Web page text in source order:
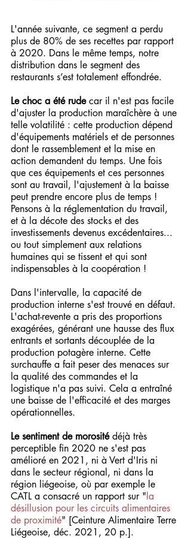
L'année suivante, ce segment a perdu
plus de 80% de ses recettes par rapport
à 2020. Dans le même temps, notre
distribution dans le segment des
restaurants s’est totalement effondrée.
Le choc a été rude car il n'est pas facile
d'ajuster la production maraîchère à une
telle volatilité : cette production dépend
d'équipements matériels et de personnes
dont le rassemblement et la mise en
action demandent du temps. Une fois
que ces équipements et ces personnes
sont au travail, l'ajustement à la baisse
peut prendre encore plus de temps !
Pensons à la réglementation du travail,
et à la décote des stocks et des
investissements devenus excédentaires...
ou tout simplement aux relations
humaines qui se tissent et qui sont
indispensables à la coopération !
Dans l'intervalle, la capacité de
production interne s'est trouvé en défaut.
L'achat-revente a pris des proportions
exagérées, générant une hausse des flux
entrants et sortants découplée de la
production potagère interne. Cette
surchauffe a fait peser des menaces sur
la qualité des commandes et la
logistique n'a pas suivi. Cela a entraîné
une baisse de l'efficacité et des marges
opérationnelles.
Le sentiment de morosité déjà très
perceptible fin 2020 ne s'est pas
amélioré en 2021, ni à Vert d'Iris ni
dans le secteur régional, ni dans la
région liégeoise, où par exemple le
CATL a consacré un rapport sur " la
désillusion pour les circuits alimentaires
de proximité" [Ceinture Alimentaire Terre
Liégeoise, déc. 2021, 20 p.].